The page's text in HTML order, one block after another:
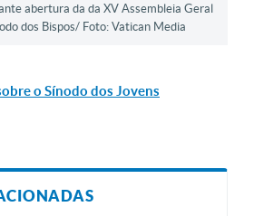
abertura da da XV Assembleia Geral
dos Bispos/ Foto: Vatican Media
o Sínodo dos Jovens